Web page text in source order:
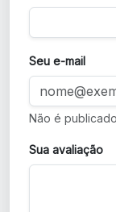
Seu e-mail
Não é
Sua avaliação